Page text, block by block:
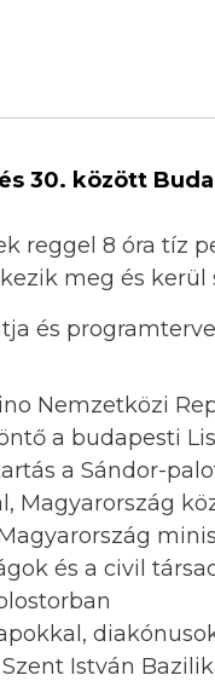
30. között
reggel 8 óra tíz
meg és kerül
és
Nemzetközi
a budapesti
a Sándor-
Magyarország
és a civil
István